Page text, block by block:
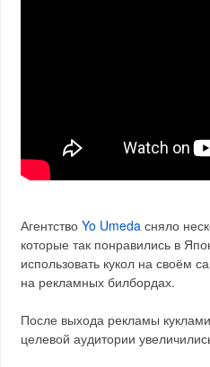
АгентствоYo Umeda сняло
которые так понравились в
использовать кукол на своём
на рекламных билбордах.
После выхода рекламы
целевой аудитории